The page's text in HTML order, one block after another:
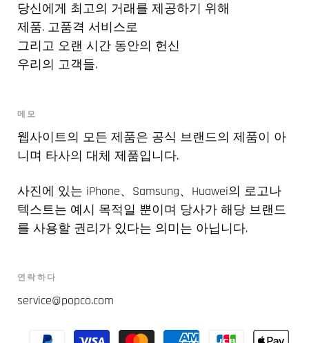
당신에게 최고의 거래를 제공하기 위해
제품. 고품격 서비스로
그리고 오랜 시간 동안의 헌신
우리의 고객들.
메모
웹사이트의 모든 제품은 공식 브랜드의 제품이 아
니며 타사의 대체 제품입니다.
사진에 있는 iPhone、Samsung、Huawei의 로고나
텍스트는 예시 목적일 뿐이며 당사가 해당 브랜드
를 사용할 권리가 있다는 의미는 아닙니다.
연락하다
service@popco.com